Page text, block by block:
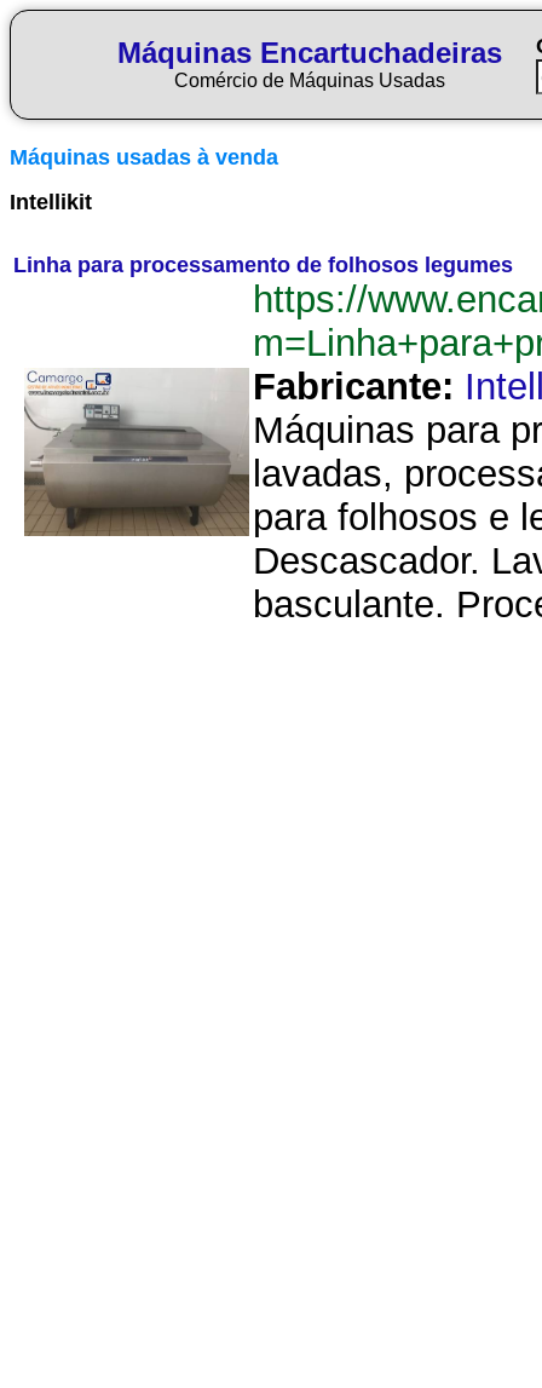
Máquinas Encartuchadeiras
Comércio de Máquinas Usadas
Máquinas usadas à venda
Intellikit
Linha para processamento de folhosos legumes
https://
Fabricante:
Máquinas para
lavadas,
para folhosos e
Descascador.
basculante.